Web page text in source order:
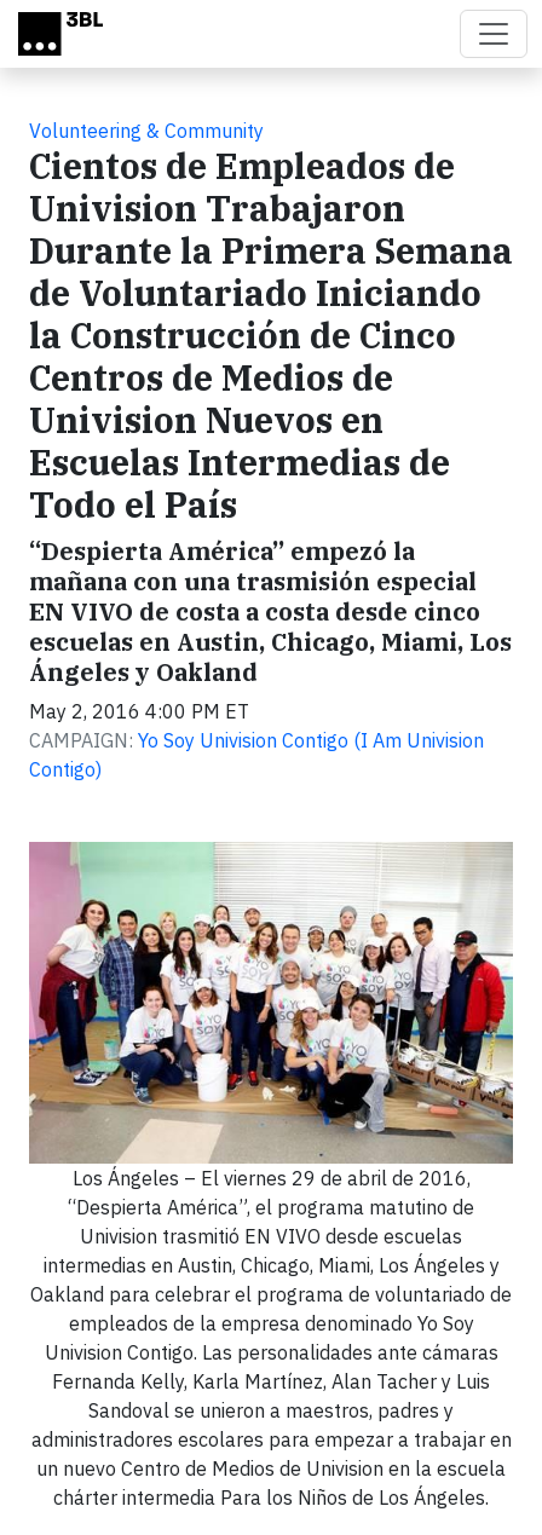
Skip to main content
Volunteering & Community
Cientos de Empleados de
Univision Trabajaron
Durante la Primera Semana
de Voluntariado Iniciando
la Construcción de Cinco
Centros de Medios de
Univision Nuevos en
Escuelas Intermedias de
Todo el País
“Despierta América” empezó la
mañana con una trasmisión especial
EN VIVO de costa a costa desde cinco
escuelas en Austin, Chicago, Miami, Los
Ángeles y Oakland
May 2, 2016 4:00 PM ET
CAMPAIGN: Yo Soy Univision Contigo (I Am Univision
Contigo)
Los Ángeles – El viernes 29 de abril de 2016,
“Despierta América”, el programa matutino de
Univision trasmitió EN VIVO desde escuelas
intermedias en Austin, Chicago, Miami, Los Ángeles y
Oakland para celebrar el programa de voluntariado de
empleados de la empresa denominado Yo Soy
Univision Contigo. Las personalidades ante cámaras
Fernanda Kelly, Karla Martínez, Alan Tacher y Luis
Sandoval se unieron a maestros, padres y
administradores escolares para empezar a trabajar en
un nuevo Centro de Medios de Univision en la escuela
chárter intermedia Para los Niños de Los Ángeles.